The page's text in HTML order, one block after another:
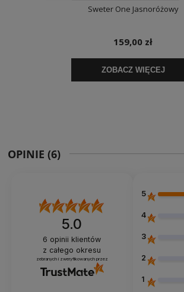
OPINIE (6)
5.0
6 opinii klientów
z całego okresu
zebranych i zweryfikowanych przez
5
4
3
2
1